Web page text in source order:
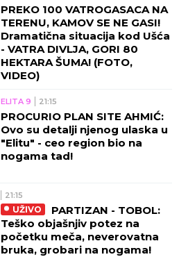
PREKO 100 VATROGASACA NA
TERENU, KAMOV SE NE GASI!
Dramatična situacija kod Ušća
- VATRA DIVLJA, GORI 80
HEKTARA ŠUMA! (FOTO,
VIDEO)
ELITA 9 21:15
PROCURIO PLAN SITE AHMIĆ:
Ovo su detalji njenog ulaska u
"Elitu" - ceo region bio na
nogama tad!
21:15
UŽIVO
PARTIZAN - TOBOL:
Teško objašnjiv potez na
početku meča, neverovatna
bruka, grobari na nogama!